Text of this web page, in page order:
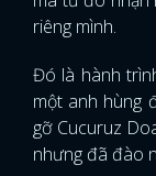
riêng mình.
Đó là hành
một anh hùng
gỡ Cucuruz
nhưng đã đào